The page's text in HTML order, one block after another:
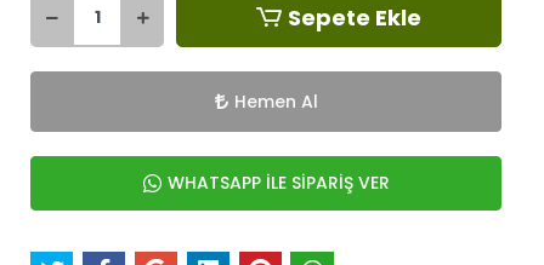
Sepete Ekle
Hemen Al
WHATSAPP İLE SİPARİŞ VER